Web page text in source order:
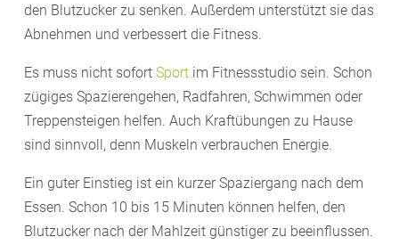
den Blutzucker zu senken. Außerdem unterstützt sie das
Abnehmen und verbessert die Fitness.
Es muss nicht sofort Sport im Fitnessstudio sein. Schon
zügiges Spazierengehen, Radfahren, Schwimmen oder
Treppensteigen helfen. Auch Kraftübungen zu Hause
sind sinnvoll, denn Muskeln verbrauchen Energie.
Ein guter Einstieg ist ein kurzer Spaziergang nach dem
Essen. Schon 10 bis 15 Minuten können helfen, den
Blutzucker nach der Mahlzeit günstiger zu beeinflussen.